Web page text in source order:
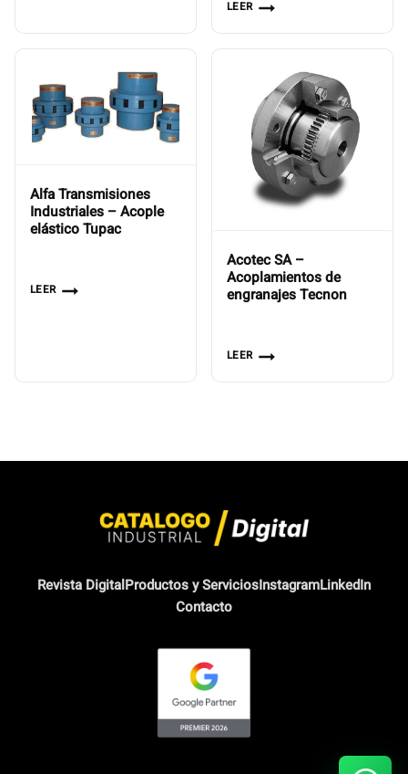
LEER
Alfa Transmisiones
Industriales – Acople
elástico Tupac
LEER
Acotec SA –
Acoplamientos de
engranajes Tecnon
LEER
Revista DigitalProductos y ServiciosInstagramLinkedIn
Contacto